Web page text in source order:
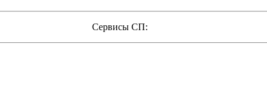
Сервисы СП: